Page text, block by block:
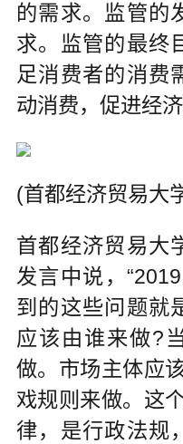
的需求。监管的
求。监管的最终
足消费者的消费
动消费，促进经济
(首都经济贸易大
首都经济贸易大
发言中说，
到的这些问题就
应该由谁来做?
做。市场主体应
戏规则来做。这
律，是行政法规